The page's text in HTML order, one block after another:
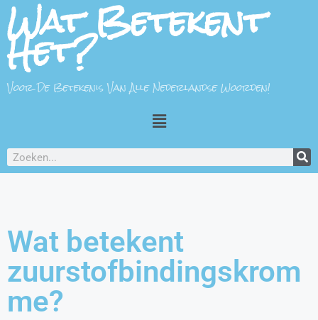
Wat Betekent
Het?
Voor De Betekenis Van Alle Nederlandse Woorden!
Wat betekent
zuurstofbindingskrom
me?